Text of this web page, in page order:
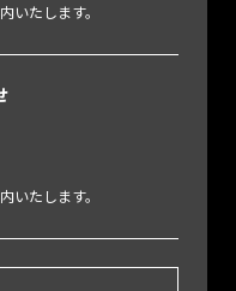
いたします。
いたします。